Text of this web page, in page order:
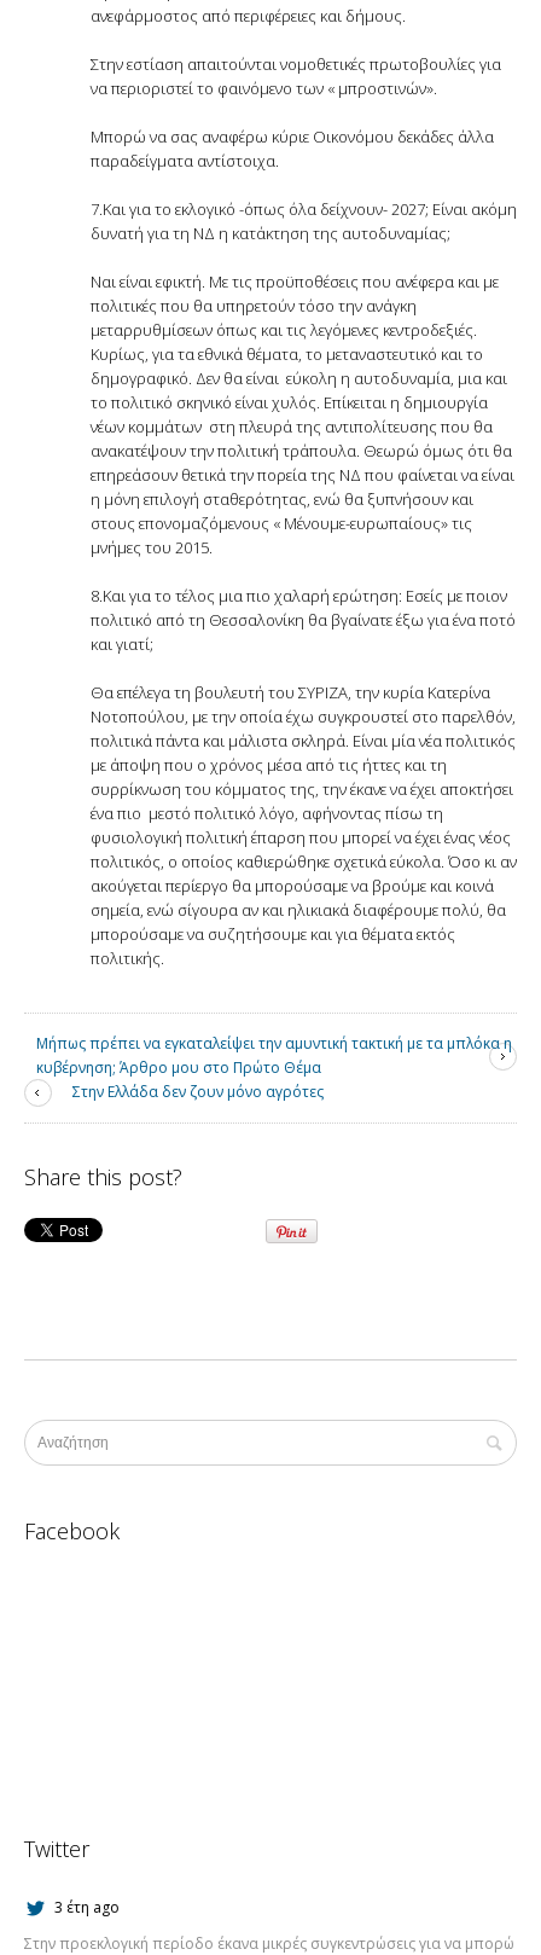
ανεφάρμοστος από περιφέρειες και δήμους.
Στην εστίαση απαιτούνται νομοθετικές πρωτοβουλίες για
να περιοριστεί το φαινόμενο των « μπροστινών».
Μπορώ να σας αναφέρω κύριε Οικονόμου δεκάδες άλλα
παραδείγματα αντίστοιχα.
7.Και για το εκλογικό -όπως όλα δείχνουν- 2027; Είναι ακόμη
δυνατή για τη ΝΔ η κατάκτηση της αυτοδυναμίας;
Ναι είναι εφικτή. Με τις προϋποθέσεις που ανέφερα και με
πολιτικές που θα υπηρετούν τόσο την ανάγκη
μεταρρυθμίσεων όπως και τις λεγόμενες κεντροδεξιές.
Κυρίως, για τα εθνικά θέματα, το μεταναστευτικό και το
δημογραφικό. Δεν θα είναι εύκολη η αυτοδυναμία, μια και
το πολιτικό σκηνικό είναι χυλός. Επίκειται η δημιουργία
νέων κομμάτων στη πλευρά της αντιπολίτευσης που θα
ανακατέψουν την πολιτική τράπουλα. Θεωρώ όμως ότι θα
επηρεάσουν θετικά την πορεία της ΝΔ που φαίνεται να είναι
η μόνη επιλογή σταθερότητας, ενώ θα ξυπνήσουν και
στους επονομαζόμενους « Μένουμε-ευρωπαίους» τις
μνήμες του 2015.
8.Και για το τέλος μια πιο χαλαρή ερώτηση: Εσείς με ποιον
πολιτικό από τη Θεσσαλονίκη θα βγαίνατε έξω για ένα ποτό
και γιατί;
Θα επέλεγα τη βουλευτή του ΣΥΡΙΖΑ, την κυρία Κατερίνα
Νοτοπούλου, με την οποία έχω συγκρουστεί στο παρελθόν,
πολιτικά πάντα και μάλιστα σκληρά. Είναι μία νέα πολιτικός
με άποψη που ο χρόνος μέσα από τις ήττες και τη
συρρίκνωση του κόμματος της, την έκανε να έχει αποκτήσει
ένα πιο μεστό πολιτικό λόγο, αφήνοντας πίσω τη
φυσιολογική πολιτική έπαρση που μπορεί να έχει ένας νέος
πολιτικός, ο οποίος καθιερώθηκε σχετικά εύκολα. Όσο κι αν
ακούγεται περίεργο θα μπορούσαμε να βρούμε και κοινά
σημεία, ενώ σίγουρα αν και ηλικιακά διαφέρουμε πολύ, θα
μπορούσαμε να συζητήσουμε και για θέματα εκτός
πολιτικής.
Μήπως πρέπει να εγκαταλείψει την αμυντική τακτική με τα μπλόκα η
κυβέρνηση; Άρθρο μου στο Πρώτο Θέμα
Στην Ελλάδα δεν ζουν μόνο αγρότες
Share this post?
Facebook
Twitter
3 έτη ago
Στην προεκλογική περίοδο έκανα μικρές συγκεντρώσεις για να μπορώ